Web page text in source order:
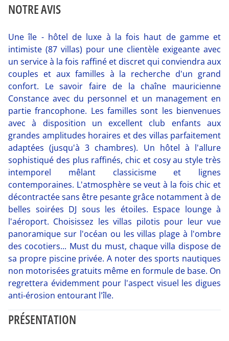
NOTRE AVIS
Une île - hôtel de luxe à la fois haut de gamme et
intimiste (87 villas) pour une clientèle exigeante avec
un service à la fois raffiné et discret qui conviendra aux
couples et aux familles à la recherche d'un grand
confort. Le savoir faire de la chaîne mauricienne
Constance avec du personnel et un management en
partie francophone. Les familles sont les bienvenues
avec à disposition un excellent club enfants aux
grandes amplitudes horaires et des villas parfaitement
adaptées (jusqu'à 3 chambres). Un hôtel à l'allure
sophistiqué des plus raffinés, chic et cosy au style très
intemporel mêlant classicisme et lignes
contemporaines. L'atmosphère se veut à la fois chic et
décontractée sans être pesante grâce notamment à de
belles soirées DJ sous les étoiles. Espace lounge à
l'aéroport. Choisissez les villas pilotis pour leur vue
panoramique sur l'océan ou les villas plage à l'ombre
des cocotiers... Must du must, chaque villa dispose de
sa propre piscine privée. A noter des sports nautiques
non motorisées gratuits même en formule de base. On
regrettera évidemment pour l'aspect visuel les digues
anti-érosion entourant l'île.
PRÉSENTATION